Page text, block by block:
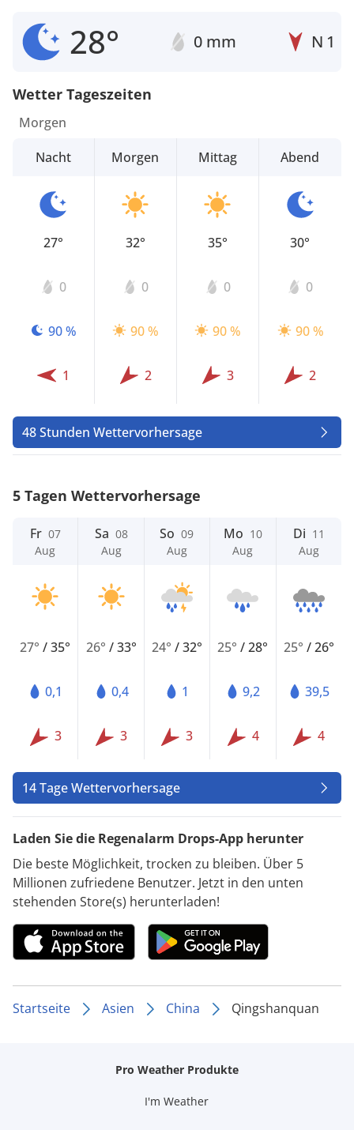
28° 0 mm N 1
Wetter Tageszeiten
Morgen
Nacht
27°
0
90 %
1
Morgen
32°
0
90 %
2
Mittag
35°
0
90 %
3
Abend
30°
0
90 %
2
48 Stunden Wettervorhersage
5 Tagen Wettervorhersage
Fr 07
Aug
27°/35°
0,1
3
Sa 08
Aug
26° /33°
0,4
3
So 09
Aug
24° /32°
1
3
Mo 10
Aug
25°/28°
9,2
4
Di 11
Aug
25° /26°
39,5
4
14 Tage Wettervorhersage
Laden Sie die Regenalarm Drops-App herunter
Die beste Möglichkeit, trocken zu bleiben. Über 5
Millionen zufriedene Benutzer. Jetzt in den unten
stehenden Store(s) herunterladen!
Startseite Asien China Qingshanquan
Pro Weather Produkte
I'm Weather